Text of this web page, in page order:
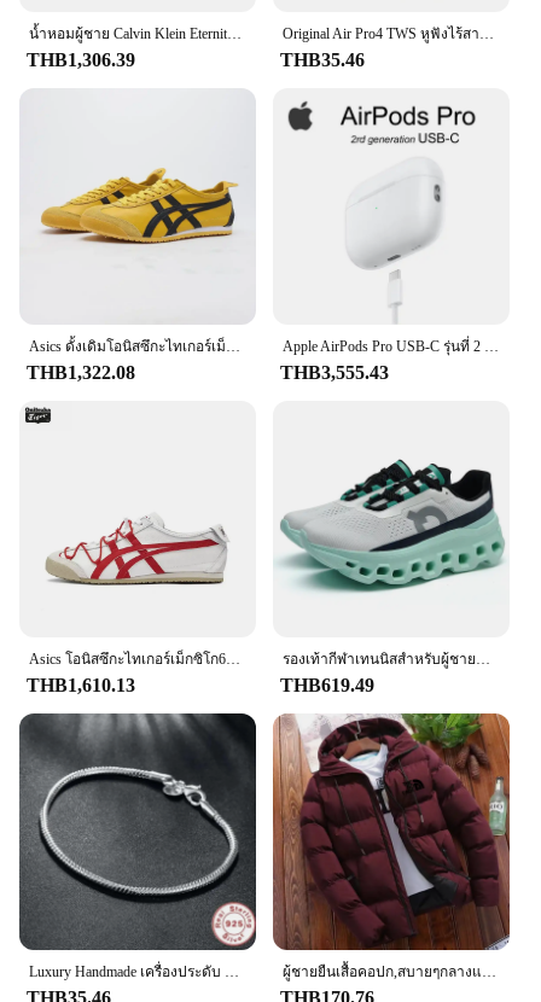
น้ำหอมผู้ชาย Calvin Klein Eternity 100มล. Eau de Toilette Eau de Toilette EDT100/200มล.
THB1,306.39
Original Air Pro4 TWS หูฟังไร้สายบลูทูธหูฟังกีฬาหูฟัง Dual In Ear Mini ชุดหูฟังพร้อมไมโครโฟนอุปกรณ์เสริมโทรศัพท์
THB35.46
Asics ดั้งเดิมโอนิสซึกะไทเกอร์เม็กซิกัน66, เชือกรองเท้าเสือ Onitsuka ผู้หญิงผู้ชายรองเท้าผ้าใบ unisex
THB1,322.08
Apple AirPods Pro USB‐C รุ่นที่ 2 พร้อม MagSafe Active Noise Canceling หูฟังบลูทูธไร้สายของแท้ของแท้
THB3,555.43
Asics โอนิสซึกะไทเกอร์เม็กซิโก66รองเท้าผ้าใบสีแดงน้ำหนักเบาสำหรับผู้ชายผู้หญิงคลาสสิกต่ำ
THB1,610.13
รองเท้ากีฬาเทนนิสสำหรับผู้ชายแบบดั้งเดิมรองเท้าวิ่งรองเท้าผ้าใบสุดหรูสำหรับเข้ายิมของผู้ชายรองเท้ารองเท้ากีฬาบุรุษ
THB619.49
Luxury Handmade เครื่องประดับ Fine 925 เงินสเตอร์ลิง Charm สร้อยข้อมือนุ่มเรียบงูสร้อยข้อมือผู้หญิง
THB35.46
ผู้ชายยืนเสื้อคอปก,สบายๆกลางแจ้งParka,Street Coat,ใหม่,ฤดูหนาว,2024 แจ็คเก็ตManแจ็คเก็ตสําหรับชาย 2024 Original
THB170.76